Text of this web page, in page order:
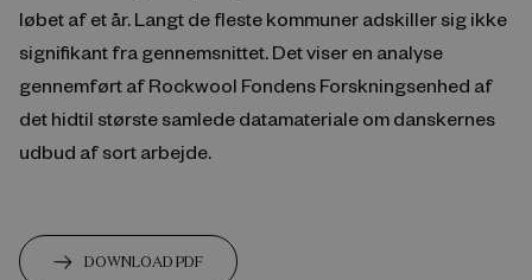
løbet af et år. Langt de fleste kommuner adskiller sig ikke
signifikant fra gennemsnittet. Det viser en analyse
gennemført af Rockwool Fondens Forskningsenhed af
det hidtil største samlede datamateriale om danskernes
udbud af sort arbejde.
DOWNLOAD PDF